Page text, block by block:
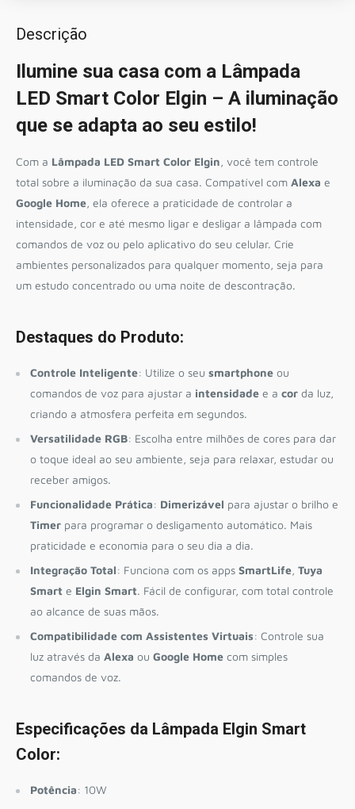
Descrição
Ilumine sua casa com a Lâmpada
LED Smart Color Elgin – A iluminação
que se adapta ao seu estilo!
Com a Lâmpada LED Smart Color Elgin, você tem controle
total sobre a iluminação da sua casa. Compatível com Alexa e
Google Home, ela oferece a praticidade de controlar a
intensidade, cor e até mesmo ligar e desligar a lâmpada com
comandos de voz ou pelo aplicativo do seu celular. Crie
ambientes personalizados para qualquer momento, seja para
um estudo concentrado ou uma noite de descontração.
Destaques do Produto:
Controle Inteligente: Utilize o seu smartphone ou
comandos de voz para ajustar a intensidade e a cor da luz,
criando a atmosfera perfeita em segundos.
Versatilidade RGB: Escolha entre milhões de cores para dar
o toque ideal ao seu ambiente, seja para relaxar, estudar ou
receber amigos.
Funcionalidade Prática: Dimerizável para ajustar o brilho e
Timer para programar o desligamento automático. Mais
praticidade e economia para o seu dia a dia.
Integração Total: Funciona com os apps SmartLife, Tuya
Smart e Elgin Smart. Fácil de configurar, com total controle
ao alcance de suas mãos.
Compatibilidade com Assistentes Virtuais: Controle sua
luz através da Alexa ou Google Home com simples
comandos de voz.
Especificações da Lâmpada Elgin Smart
Color:
Potência: 10W